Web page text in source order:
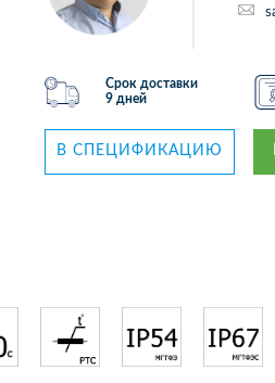
Срок доставки
9 дней
В СПЕЦИФИКАЦИЮ